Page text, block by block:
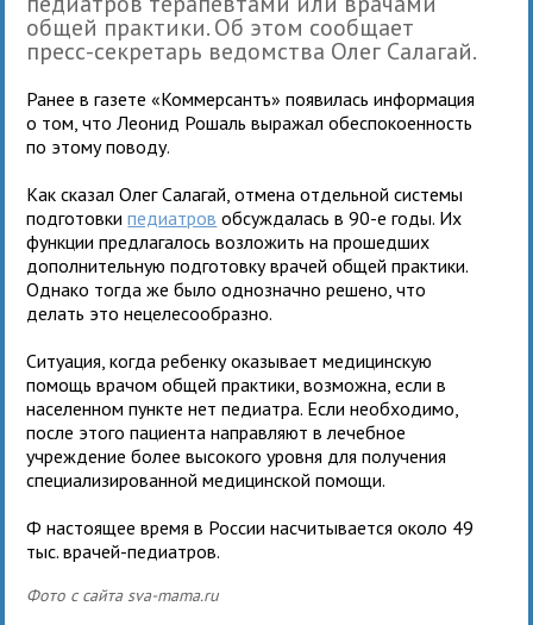
общей практики. Об этом сообщает
пресс-секретарь ведомства Олег Салагай.
Ранее в газете «Коммерсантъ» появилась информация
о том, что Леонид Рошаль выражал обеспокоенность
по этому поводу.
Как сказал Олег Салагай, отмена отдельной системы
подготовкипедиатров обсуждалась в 90-е годы. Их
функции предлагалось возложить на прошедших
дополнительную подготовку врачей общей практики.
Однако тогда же было однозначно решено, что
делать это нецелесообразно.
Ситуация, когда ребенку оказывает медицинскую
помощь врачом общей практики, возможна, если в
населенном пункте нет педиатра. Если необходимо,
после этого пациента направляют в лечебное
учреждение более высокого уровня для получения
специализированной медицинской помощи.
Ф настоящее время в России насчитывается около 49
тыс. врачей-педиатров.
Фото с сайта sva-mama.ru